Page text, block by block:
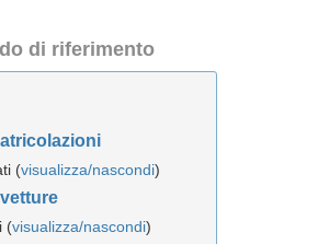
di riferimento
(visualizza/nascondi)
(visualizza/nascondi)